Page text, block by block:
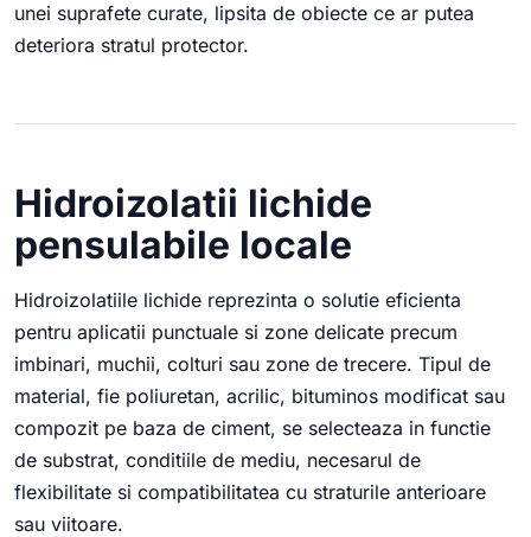
unei suprafete curate, lipsita de obiecte ce ar putea
deteriora stratul protector.
Hidroizolatii lichide
pensulabile locale
Hidroizolatiile lichide reprezinta o solutie eficienta
pentru aplicatii punctuale si zone delicate precum
imbinari, muchii, colturi sau zone de trecere. Tipul de
material, fie poliuretan, acrilic, bituminos modificat sau
compozit pe baza de ciment, se selecteaza in functie
de substrat, conditiile de mediu, necesarul de
flexibilitate si compatibilitatea cu straturile anterioare
sau viitoare.